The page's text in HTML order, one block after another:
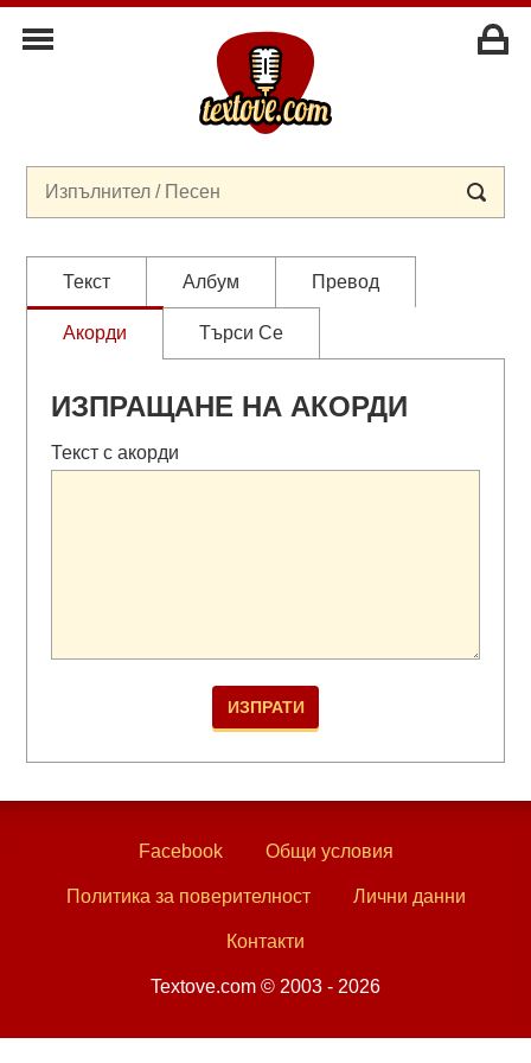
Текст Албум Превод
Акорди Търси Се
ИЗПРАЩАНЕ НА АКОРДИ
Текст с акорди
Facebook Общи условия
Политика за поверителност Лични данни
Контакти
Textove.com © 2003 - 2026